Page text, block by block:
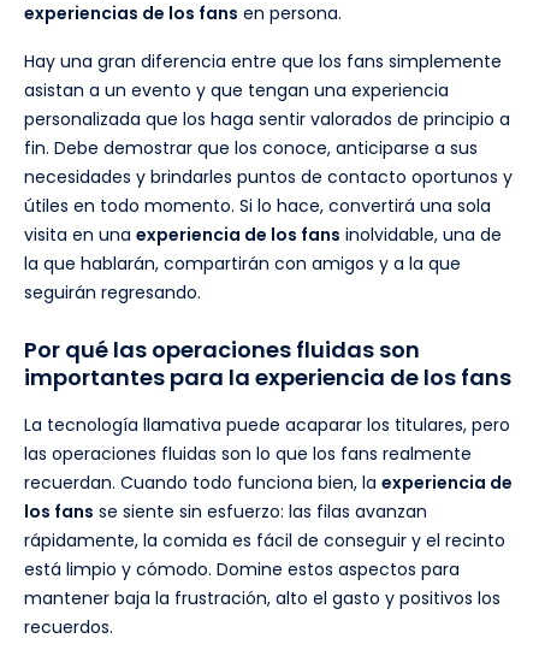
experiencias de los fans en persona.
Hay una gran diferencia entre que los fans simplemente
asistan a un evento y que tengan una experiencia
personalizada que los haga sentir valorados de principio a
fin. Debe demostrar que los conoce, anticiparse a sus
necesidades y brindarles puntos de contacto oportunos y
útiles en todo momento. Si lo hace, convertirá una sola
visita en una experiencia de los fans inolvidable, una de
la que hablarán, compartirán con amigos y a la que
seguirán regresando.
Por qué las operaciones fluidas son
importantes para la experiencia de los fans
La tecnología llamativa puede acaparar los titulares, pero
las operaciones fluidas son lo que los fans realmente
recuerdan. Cuando todo funciona bien, la experiencia de
los fans se siente sin esfuerzo: las filas avanzan
rápidamente, la comida es fácil de conseguir y el recinto
está limpio y cómodo. Domine estos aspectos para
mantener baja la frustración, alto el gasto y positivos los
recuerdos.